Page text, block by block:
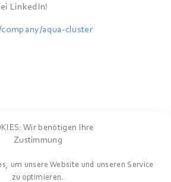
Wir benötigen Ihre
Zustimmung
um unsere Website und unseren Service
zu optimieren.
LinkedIn!
aqua-cluster